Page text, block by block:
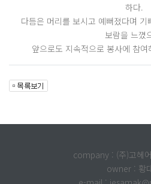
하다.
다듬은 머리를 보시고 예뻐졌다며
보람을 느꼈
앞으로도 지속적으로 봉사에 참
company : (주)고헤
owner : 황